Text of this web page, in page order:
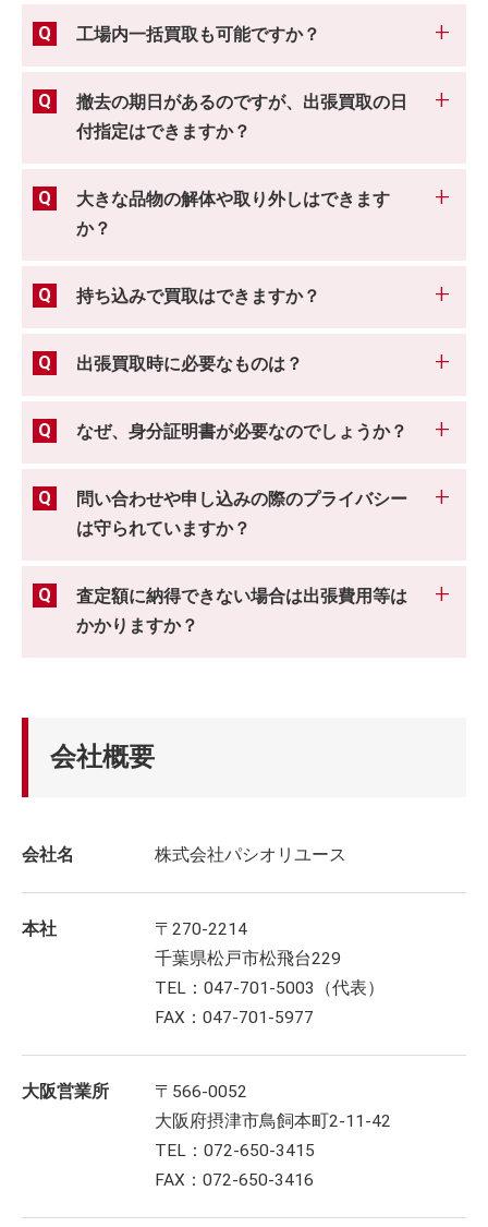
工場内一括買取も可能ですか？
撤去の期日があるのですが、出張買取の日
付指定はできますか？
大きな品物の解体や取り外しはできます
か？
持ち込みで買取はできますか？
出張買取時に必要なものは？
なぜ、身分証明書が必要なのでしょうか？
問い合わせや申し込みの際のプライバシー
は守られていますか？
査定額に納得できない場合は出張費用等は
かかりますか？
会社概要
会社名 株式会社パシオリユース
本社
〒270-2214
千葉県松戸市松飛台229
TEL：047-701-5003（代表）
FAX：047-701-5977
大阪営業所
〒566-0052
大阪府摂津市鳥飼本町2-11-42
TEL：072-650-3415
FAX：072-650-3416